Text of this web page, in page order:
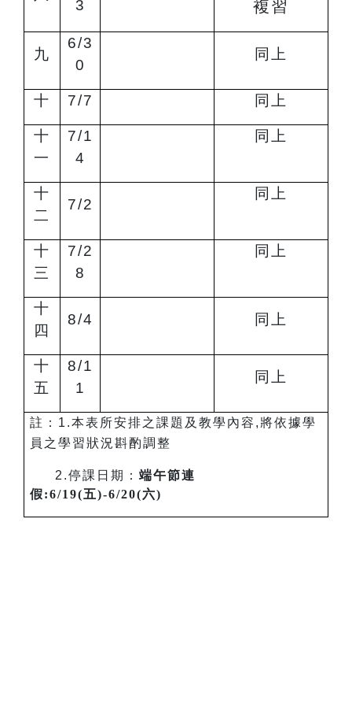
3
複習
九
6/3
0
同上
十 7/7 同上
十
一
7/1
4
同上
十
二
7/2
同上
十
三
7/2
8
同上
十
四
8/4 同上
十
五
8/1
1
同上
註：1.本表所安排之課題及教學內容,將依據學
員之學習狀況斟酌調整
2.停課日期： 端午節連
假:6/19(五)-6/20(六)